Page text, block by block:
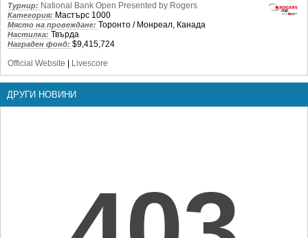
Турнир: National Bank Open Presented by Rogers
Категория: Мастърс 1000
Място на провеждане: Торонто / Монреал, Канада
Настилка: Твърда
Награден фонд: $9,415,724
Official Website
Livescore
ДРУГИ НОВИНИ